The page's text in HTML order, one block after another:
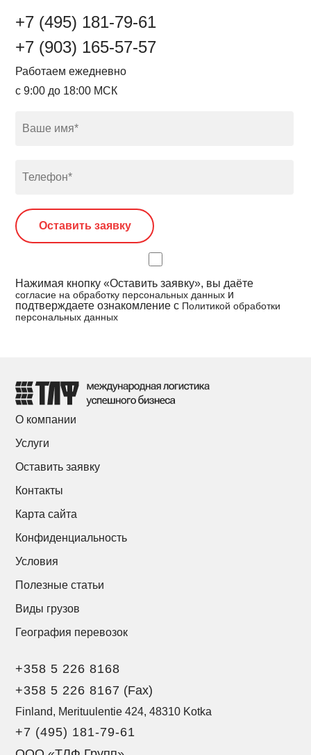
+7 (495) 181-79-61
+7 (903) 165-57-57
Работаем ежедневно
с 9:00 до 18:00 МСК
Нажимая кнопку «Оставить заявку», вы даёте
согласие на обработку персональных данных и
подтверждаете ознакомление с Политикой обработки
персональных данных
О компании
Услуги
Оставить заявку
Контакты
Карта сайта
Конфиденциальность
Условия
Полезные статьи
Виды грузов
География перевозок
+358 5 226 8168
+358 5 226 8167 (Fax)
Finland, Merituulentie 424, 48310 Kotka
+7 (495) 181-79-61